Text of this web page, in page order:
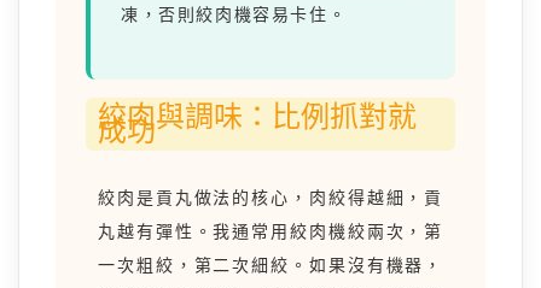
凍，否則絞肉機容易卡住。
絞肉與調味：比例抓對就
成功
絞肉是貢丸做法的核心，肉絞得越細，貢
丸越有彈性。我通常用絞肉機絞兩次，第
一次粗絞，第二次細絞。如果沒有機器，